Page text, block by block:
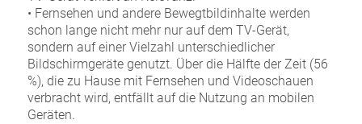
• Fernsehen und andere Bewegtbildinhalte werden
schon lange nicht mehr nur auf dem TV-Gerät,
sondern auf einer Vielzahl unterschiedlicher
Bildschirmgeräte genutzt. Über die Hälfte der Zeit (56
%), die zu Hause mit Fernsehen und Videoschauen
verbracht wird, entfällt auf die Nutzung an mobilen
Geräten.